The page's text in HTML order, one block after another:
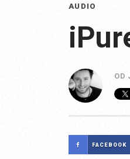
AUDIO
OD
FACEBOOK